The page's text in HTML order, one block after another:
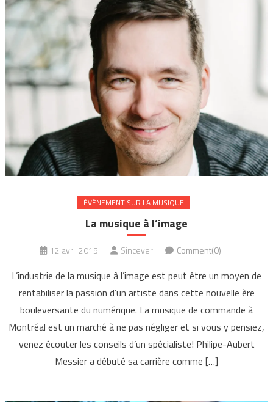
ÉVÉNEMENT SUR LA MUSIQUE
La musique à l’image
12 avril 2015 Sincever Comment(0)
L’industrie de la musique à l’image est peut être un moyen de
rentabiliser la passion d’un artiste dans cette nouvelle ère
bouleversante du numérique. La musique de commande à
Montréal est un marché à ne pas négliger et si vous y pensiez,
venez écouter les conseils d’un spécialiste! Philipe-Aubert
Messier a débuté sa carrière comme […]